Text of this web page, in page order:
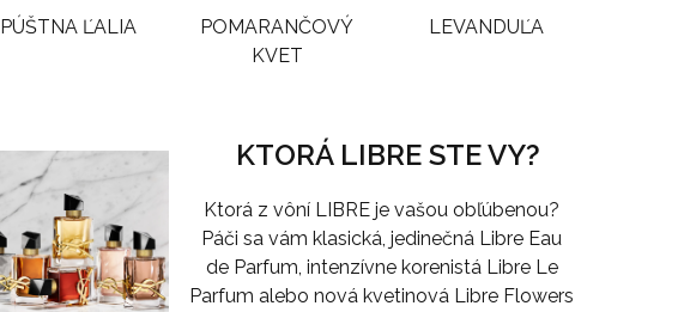
PÚŠTNA ĽALIA
POMARANČOVÝ
KVET
LEVANDUĽA
KTORÁ LIBRE STE VY?
Ktorá z vôní LIBRE je vašou obľúbenou?
Páči sa vám klasická, jedinečná Libre Eau
de Parfum, intenzívne korenistá Libre Le
Parfum alebo nová kvetinová Libre Flowers